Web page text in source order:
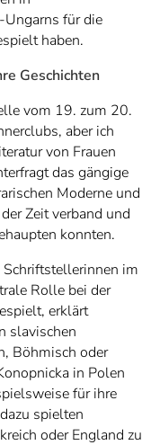
Ungarns für die
haben.
Geschichten
vom 19. zum 20.
aber ich
von Frauen
das gängige
Moderne und
Zeit verband und
konnten.
im
Rolle bei der
erklärt
slavischen
Böhmisch oder
in Polen
für ihre
spielten
oder England zu